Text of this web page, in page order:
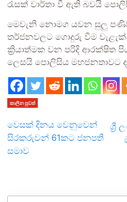
රැසක් වාර්තා වී ඇති බවයි
මෙවැනි නොමග යවන සුලු
තර්ජනවලට ගොදුරු වීම
ක්‍රියාත්මක වන පරිදි ආරක්ෂිත
ලෙසයි පොලිසිය මහජනතාවට
කාලීන පුවත්
වෙසක් දිනය වෙනුවෙන්
සිරකරුවන් 61කට ජනපති
සමාව
ශ්‍රී